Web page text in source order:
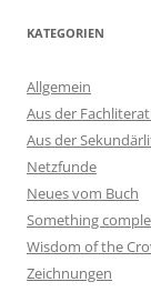
KATEGORIEN
Allgemein
Aus der
Aus der
Netzfunde
Neues vom Buch
Something
Wisdom of the
Zeichnungen